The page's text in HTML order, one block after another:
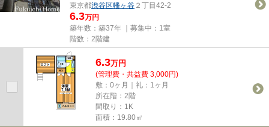
東京都渋谷区幡ヶ谷 ２丁目42-2
6.3万円
築年数：築37年 ｜募集中： 1室
階数：2階建
6.3万円
(管理費・共益費 3,000円)
敷：0ヶ月｜礼：1ヶ月
所在階：2階
間取り：1K
面積：19.80㎡